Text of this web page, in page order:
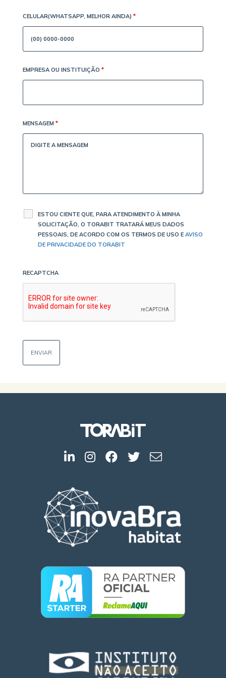
CELULAR(WHATSAPP, MELHOR AINDA) *
EMPRESA OU INSTITUIÇÃO *
MENSAGEM *
ESTOU CIENTE QUE, PARA ATENDIMENTO À MINHA
SOLICITAÇÃO, O TORABIT TRATARÁ MEUS DADOS
PESSOAIS, DE ACORDO COM OS TERMOS DE USO E AVISO
DE PRIVACIDADE DO TORABIT
RECAPTCHA